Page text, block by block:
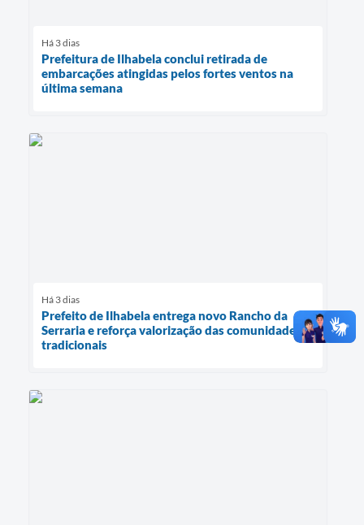
Há 3 dias
Prefeitura de Ilhabela conclui retirada de
embarcações atingidas pelos fortes ventos na
última semana
Há 3 dias
Prefeito de Ilhabela entrega novo Rancho da
Serraria e reforça valorização das comunidades
tradicionais